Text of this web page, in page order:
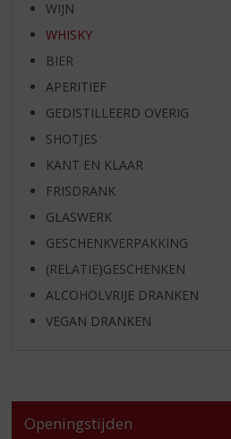
WIJN
WHISKY
BIER
APERITIEF
GEDISTILLEERD OVERIG
SHOTJES
KANT EN KLAAR
FRISDRANK
GLASWERK
GESCHENKVERPAKKING
(RELATIE)GESCHENKEN
ALCOHOLVRIJE DRANKEN
VEGAN DRANKEN
Openingstijden